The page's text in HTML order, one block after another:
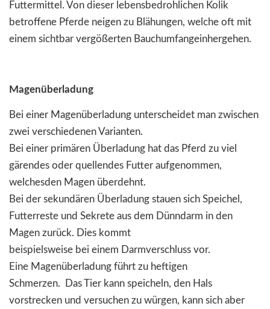
Futtermittel. Von dieser lebensbedrohlichen Kolik
betroffene Pferde neigen zu Blähungen, welche oft mit
einem sichtbar vergößerten Bauchumfangeinhergehen.
Magenüberladung
Bei einer Magenüberladung unterscheidet man zwischen
zwei verschiedenen Varianten.
Bei einer primären Überladung hat das Pferd zu viel
gärendes oder quellendes Futter aufgenommen,
welchesden Magen überdehnt.
Bei der sekundären Überladung stauen sich Speichel,
Futterreste und Sekrete aus dem Dünndarm in den
Magen zurück. Dies kommt
beispielsweise bei einem Darmverschluss vor.
Eine Magenüberladung führt zu heftigen
Schmerzen. Das Tier kann speicheln, den Hals
vorstrecken und versuchen zu würgen, kann sich aber